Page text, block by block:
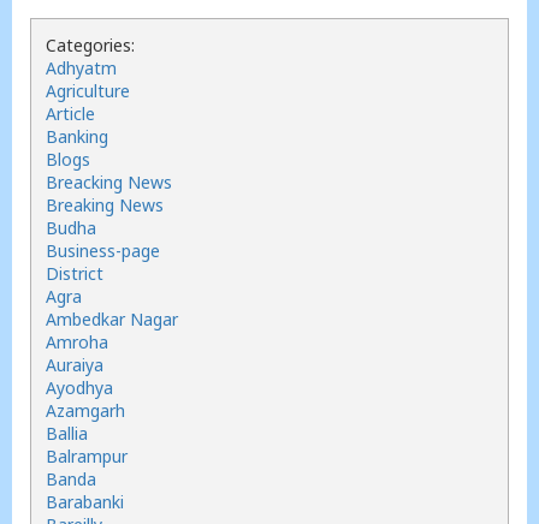
Categories:
Adhyatm
Agriculture
Article
Banking
Blogs
Breacking News
Breaking News
Budha
Business-page
District
Agra
Ambedkar Nagar
Amroha
Auraiya
Ayodhya
Azamgarh
Ballia
Balrampur
Banda
Barabanki